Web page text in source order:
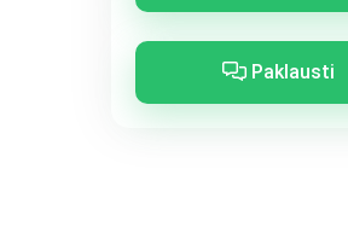
Paklausti